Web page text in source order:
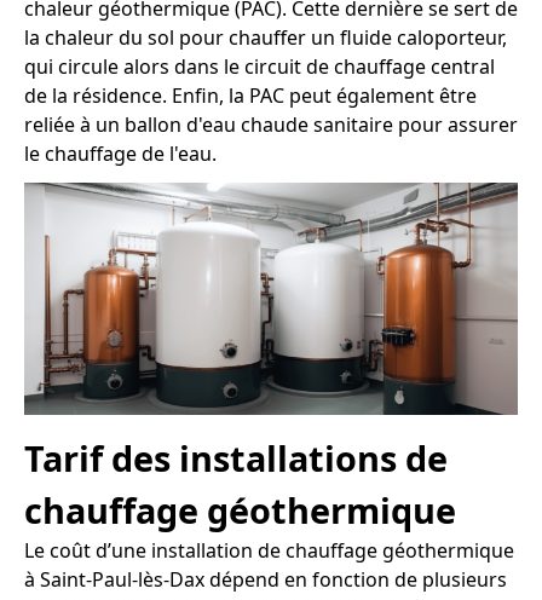
chaleur géothermique (PAC). Cette dernière se sert de
la chaleur du sol pour chauffer un fluide caloporteur,
qui circule alors dans le circuit de chauffage central
de la résidence. Enfin, la PAC peut également être
reliée à un ballon d'eau chaude sanitaire pour assurer
le chauffage de l'eau.
Tarif des installations de
chauffage géothermique
Le coût d’une installation de chauffage géothermique
à Saint-Paul-lès-Dax dépend en fonction de plusieurs